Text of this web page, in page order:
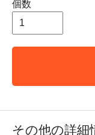
個数
その他の詳細